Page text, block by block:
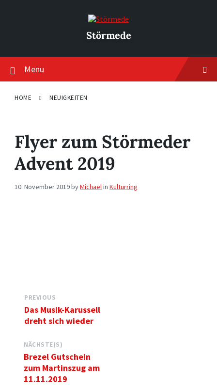
Störmede
Menu
HOME NEUIGKEITEN
Flyer zum Störmeder
Advent 2019
10. November 2019byMichaelin Kulturring
PREVIOUS
Das Musik-Karussell
dreht sich wieder
NÄCHSTE(S)
Brezel Gutschein
zum Martinszug am
11.11.2019